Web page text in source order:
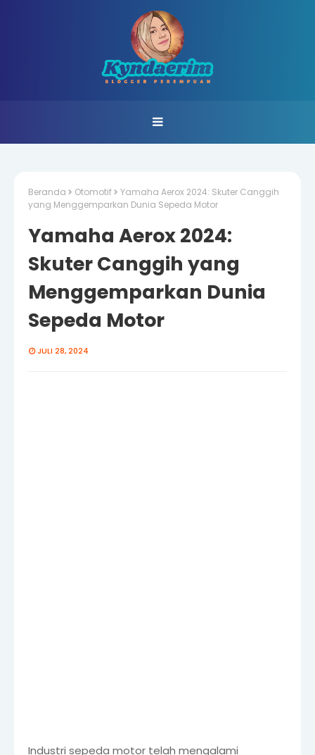
Beranda Otomotif
Yamaha Aerox 2024: Skuter Canggih
yang Menggemparkan Dunia Sepeda Motor
Yamaha Aerox 2024:
Skuter Canggih yang
Menggemparkan Dunia
Sepeda Motor
JULI 28, 2024
Industri sepeda motor telah mengalami